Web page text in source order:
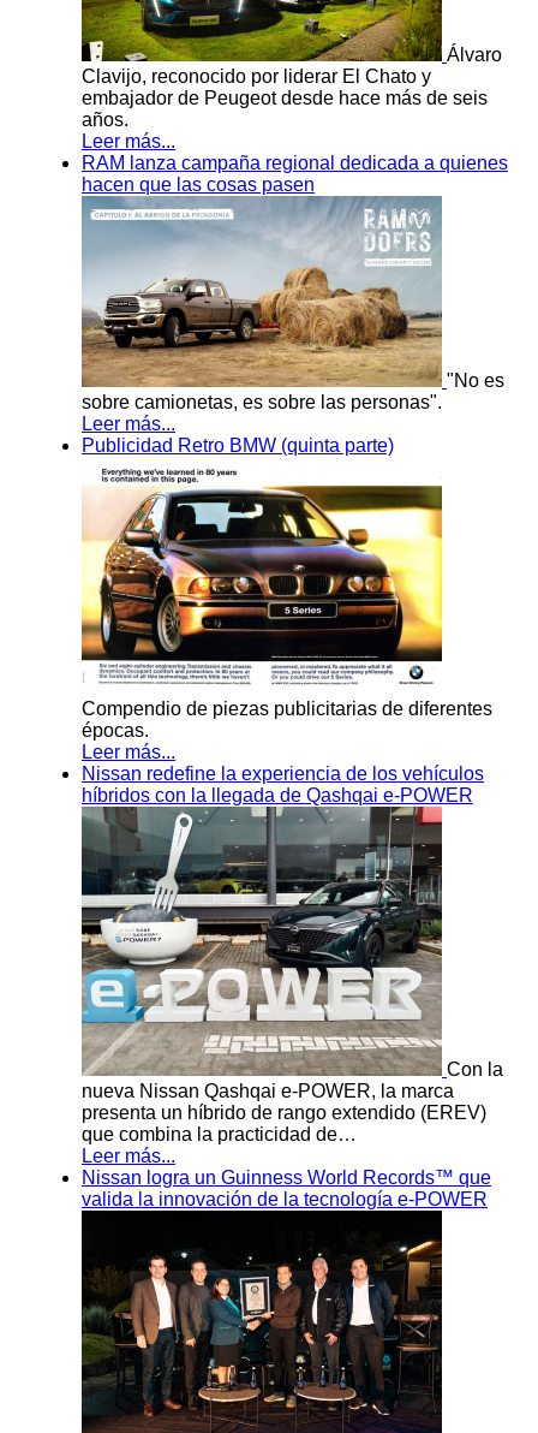
Álvaro
Clavijo, reconocido por liderar El Chato y
embajador de Peugeot desde hace más de seis
años.
Leer más...
RAM lanza campaña regional dedicada a quienes
hacen que las cosas pasen
"No es
sobre camionetas, es sobre las personas".
Leer más...
Publicidad Retro BMW (quinta parte)
Compendio de piezas publicitarias de diferentes
épocas.
Leer más...
Nissan redefine la experiencia de los vehículos
híbridos con la llegada de Qashqai e-POWER
Con la
nueva Nissan Qashqai e-POWER, la marca
presenta un híbrido de rango extendido (EREV)
que combina la practicidad de…
Leer más...
Nissan logra un Guinness World Records™ que
valida la innovación de la tecnología e-POWER